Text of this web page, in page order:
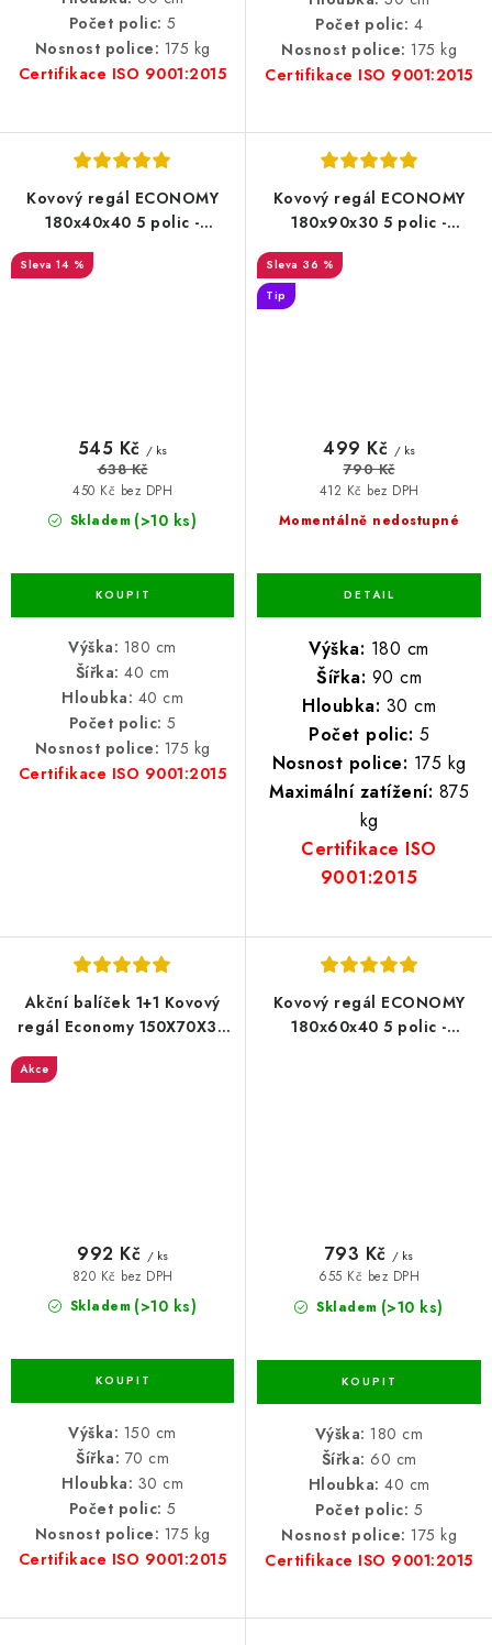
Počet polic: 5
Nosnost police: 175 kg
Certifikace ISO 9001:2015
Počet polic: 4
Nosnost police: 175 kg
Certifikace ISO 9001:2015
Kovový regál ECONOMY
180x40x40 5 polic -
pozinkovaný
14 %
Skladem (>10 ks)
450 Kč bez DPH
545 Kč / ks
638 Kč
Výška: 180 cm
Šířka: 40 cm
Hloubka: 40 cm
Počet polic: 5
Nosnost police: 175 kg
Certifikace ISO 9001:2015
Kovový regál ECONOMY
180x90x30 5 polic -
pozinkovaný
36 %
Tip
Momentálně nedostupné
412 Kč bez DPH
499 Kč / ks
790 Kč
Výška: 180 cm
Šířka: 90 cm
Hloubka: 30 cm
Počet polic: 5
Nosnost police: 175 kg
Maximální zatížení: 875
kg
Certifikace ISO
9001:2015
Akční balíček 1+1 Kovový
regál Economy 150X70X30
5 polic - pozinkovaný
Akce
Skladem (>10 ks)
820 Kč bez DPH
992 Kč / ks
Výška: 150 cm
Šířka: 70 cm
Hloubka: 30 cm
Počet polic: 5
Nosnost police: 175 kg
Certifikace ISO 9001:2015
Kovový regál ECONOMY
180x60x40 5 polic -
Skladem (>10 ks)
655 Kč bez DPH
793 Kč / ks
Výška: 180 cm
Šířka: 60 cm
Hloubka: 40 cm
Počet polic: 5
Nosnost police: 175 kg
Certifikace ISO 9001:2015